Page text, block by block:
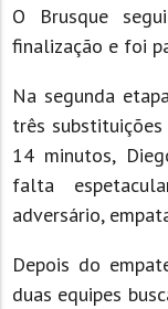
O Brusque
finalização e foi
Na segunda
três
14 minutos,
falta
adversário,
Depois do
duas equipes